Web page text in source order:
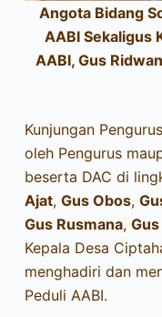
Angota Bidang
AABI Sekaligus
AABI, Gus
Kunjungan
oleh Pengurus
beserta DAC di
Ajat, Gus Obos,
Gus Rusmana,
Kepala Desa
menghadiri dan
Peduli AABI.